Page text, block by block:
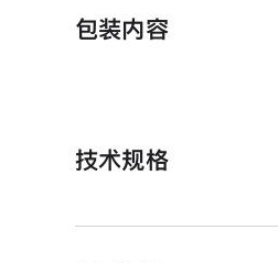
包装内容
技术规格